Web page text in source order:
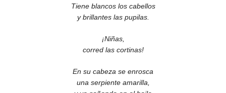
Tiene blancos los cabellos
y brillantes las pupilas.
¡Niñas,
corred las cortinas!
En su cabeza se enrosca
una serpiente amarilla,